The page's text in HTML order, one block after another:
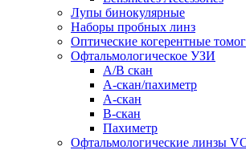
Лупы бинокулярные
Наборы пробных линз
Оптические когерентные
Офтальмологическое УЗИ
A/B скан
A-скан/пахиметр
A-скан
B-скан
Пахиметр
Офтальмологические линзы